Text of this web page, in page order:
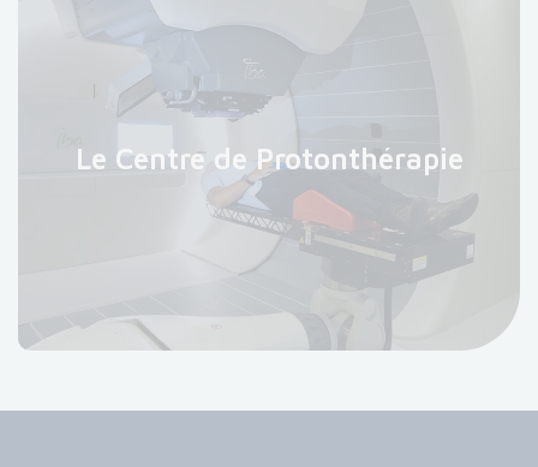
Le Centre de Protonthérapie